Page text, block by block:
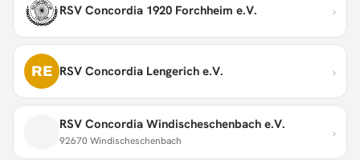
RSV Concordia 1920 Forchheim e.V. ›
RE RSV Concordia Lengerich e.V. ›
RSV Concordia Windischeschenbach e.V.
92670 Windischeschenbach ›